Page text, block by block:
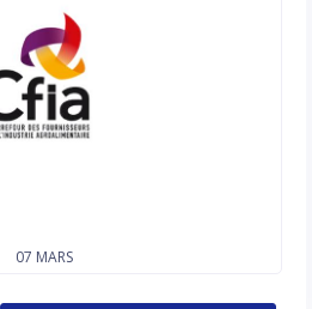
07 MARS